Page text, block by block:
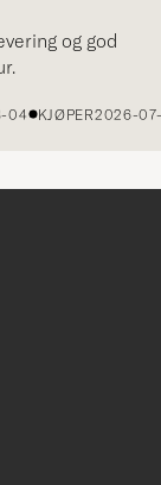
og god
KJØPER2026-07-26